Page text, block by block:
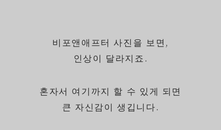
비포앤애프터 사진을 보면,
인상이 달라지죠.
혼자서 여기까지 할 수 있게 되면
큰 자신감이 생깁니다.